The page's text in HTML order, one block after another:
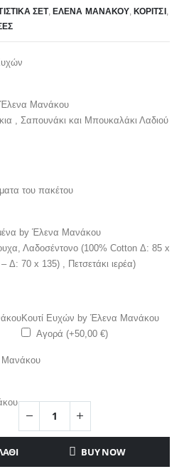
ΣΕΤ, ΕΛΕΝΑ ΜΑΝΑΚΟΥ, ΚΟΡΊΤΣΙ ,
Έλενα Μανάκου
, Σαπουνάκι και Μπουκαλάκι Λαδιού
του πακέτου
by Έλενα Μανάκου
Λαδοσέντονο (100% Cotton Δ: 85 x
Δ: 70 x 135) , Πετσετάκι ιερέα)
Κουτί Ευχών by Έλενα Μανάκου
Αγορά (+50,00 €)
Μανάκου
BUY NOW